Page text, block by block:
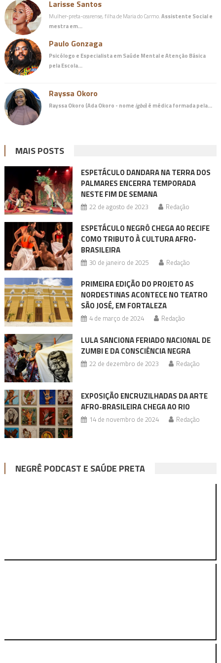
Larisse Santos
Mulher-preta-cearense, filha de Maria do Carmo.Assistente Social e
mestra em…
Paulo Gonzaga
Psicólogo e Especialista em Saúde Mental e Atenção Básica
pela Escola…
Rayssa Okoro
Rayssa Okoro (Ada Okoro - nome igbo) é médicaformada pela…
MAIS POSTS
ESPETÁCULO DANDARA NA TERRA DOS
PALMARES ENCERRA TEMPORADA
NESTE FIM DE SEMANA
22 de agosto de 2023 Redação
ESPETÁCULO NEGRÔ CHEGA AO RECIFE
COMO TRIBUTO À CULTURA AFRO-
BRASILEIRA
30 de janeiro de 2025 Redação
PRIMEIRA EDIÇÃO DO PROJETO AS
NORDESTINAS ACONTECE NO TEATRO
SÃO JOSÉ, EM FORTALEZA
4 de março de 2024 Redação
LULA SANCIONA FERIADO NACIONAL DE
ZUMBI E DA CONSCIÊNCIA NEGRA
22 de dezembro de 2023 Redação
EXPOSIÇÃO ENCRUZILHADAS DA ARTE
AFRO-BRASILEIRA CHEGA AO RIO
14 de novembro de 2024 Redação
NEGRÊ PODCAST E SAÚDE PRETA